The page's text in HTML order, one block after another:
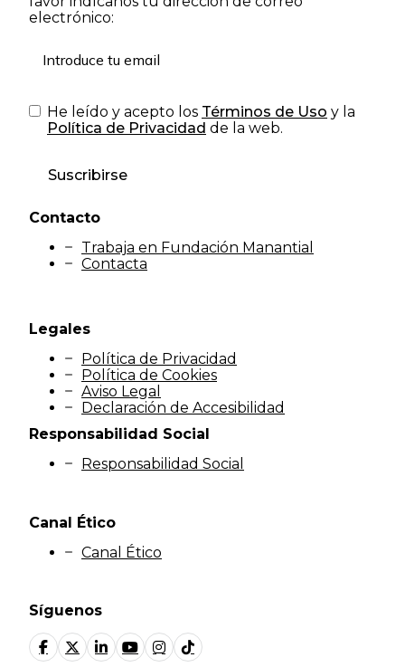
electrónico:
He leído y acepto los Términos de Uso y la
Política de Privacidad de la web.
Suscribirse
Contacto
Trabaja en Fundación Manantial
Contacta
Legales
Política de Privacidad
Política de Cookies
Aviso Legal
Declaración de Accesibilidad
Síguenos
Responsabilidad Social
Responsabilidad Social
Canal Ético
Canal Ético